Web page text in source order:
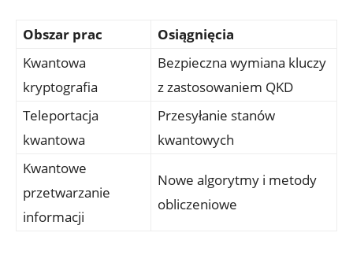
Obszar prac
Osiągnięcia
Kwantowa
kryptografia
Bezpieczna wymiana kluczy
z zastosowaniem QKD
Teleportacja
kwantowa
Przesyłanie stanów
kwantowych
Kwantowe
przetwarzanie
informacji
Nowe algorytmy i metody
obliczeniowe